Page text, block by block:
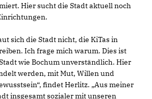
Hier sucht die Stadt aktuell noch
sich die Stadt nicht, die KiTas in
Ich frage mich warum. Dies ist
wie Bochum unverständlich. Hier
werden, mit Mut, Willen und
findet Herlitz. „Aus meiner
insgesamt sozialer mit unseren